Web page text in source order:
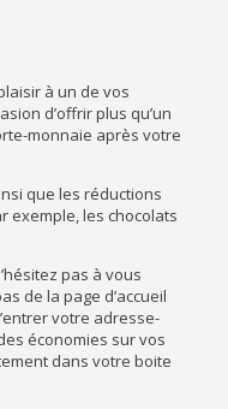
à un de vos
d’offrir plus qu’un
monnaie après votre
que les réductions
exemple, les chocolats
pas à vous
de la page d’accueil
votre adresse-
économies sur vos
dans votre boite